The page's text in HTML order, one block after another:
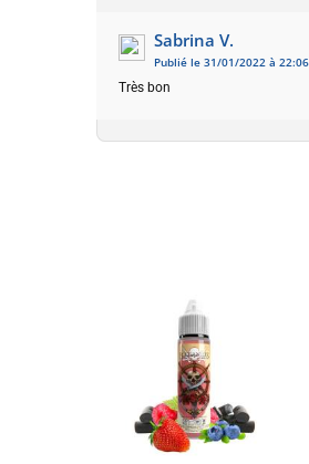
Sabrina V.
Publié le 31/01/2022 à 22:06
Très bon